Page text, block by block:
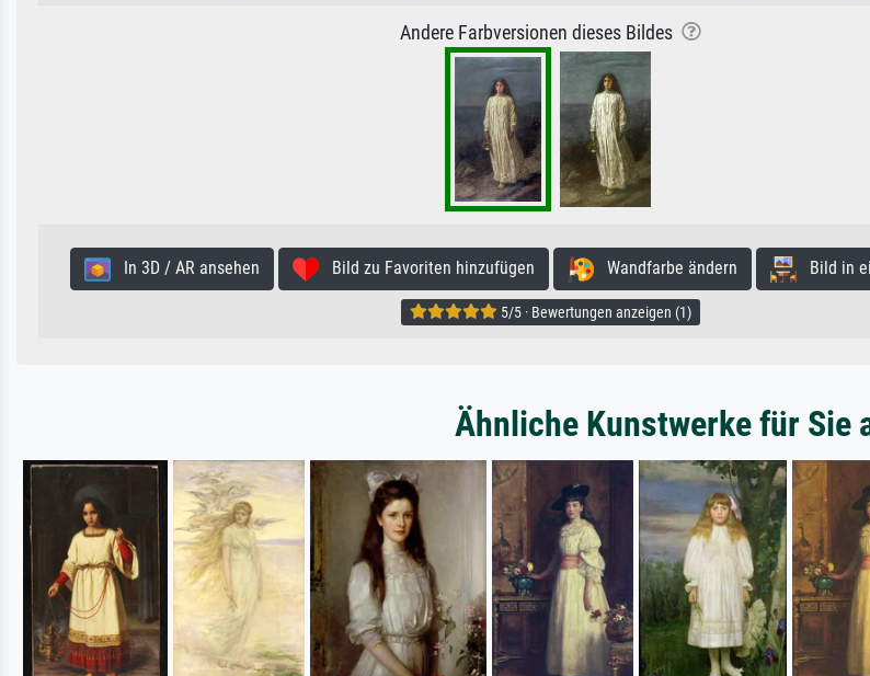
Andere Farbversionen dieses Bildes
In 3D / AR ansehen Bild zu Favoriten hinzufügen Wandfarbe ändern Bild in
5/5 · Bewertungen anzeigen (1)
Ähnliche Kunstwerke für Sie